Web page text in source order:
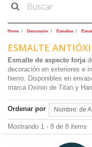
Home Decoración Esmaltes
ESMALTE
Esmalte de aspecto forja
decoración en exteriores e
hierro. Disponibles en
marca Oxiron de Titan y
Ordenar por Nombre: de
Mostrando 1 - 8 de 8 items